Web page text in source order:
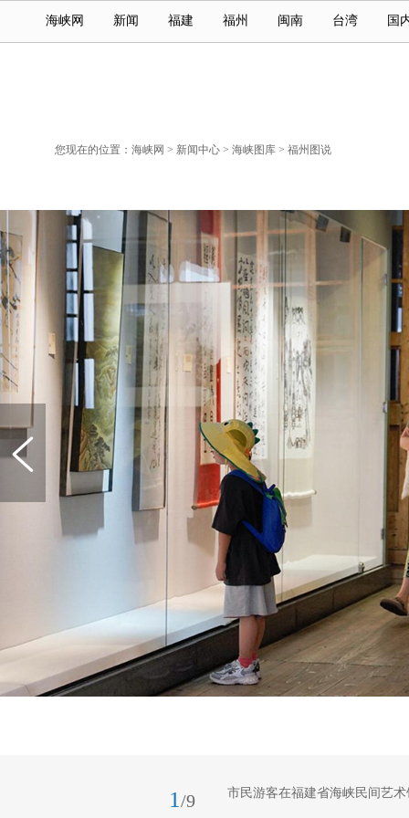
海峡网 新闻 福建 福州 闽南 台湾 国
您现在的位置： 海峡网 > 新闻中心 > 海峡图库 > 福州图说
1 /9 市民游客在福建省海峡民间艺